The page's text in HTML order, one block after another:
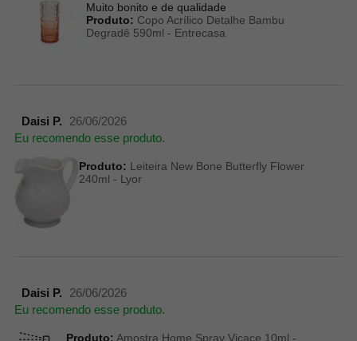
Muito bonito e de qualidade
Produto: Copo Acrílico Detalhe Bambu
Degradê 590ml - Entrecasa
Daisi P.
26/06/2026
Eu recomendo esse produto.
Produto: Leiteira New Bone Butterfly Flower
240ml - Lyor
Daisi P.
26/06/2026
Eu recomendo esse produto.
Produto: Amostra Home Spray Vicace 10ml -